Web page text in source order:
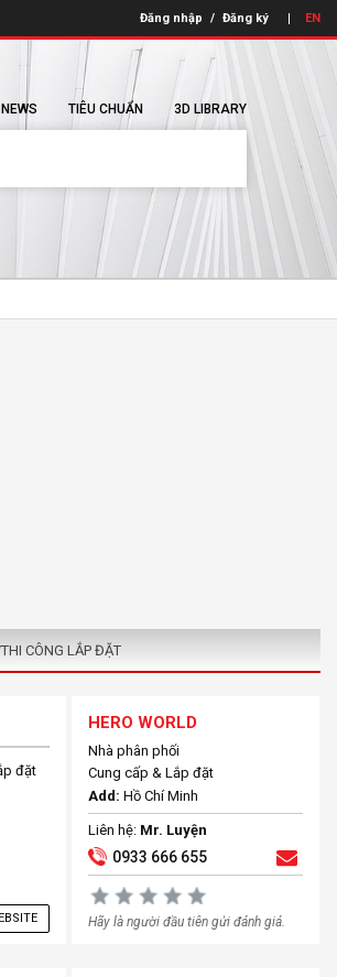
Đăng nhập / Đăng ký EN
NEWS TIÊU CHUẨN 3D LIBRARY
CÔNG LẮP ĐẶT
đặt
HERO WORLD
Nhà phân phối
Cung cấp & Lắp đặt
Add: Hồ Chí Minh
Liên hệ: Mr. Luyện
0933 666 655
Hãy là người đầu tiên gửi đánh giá.